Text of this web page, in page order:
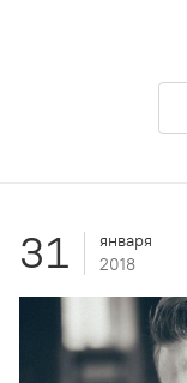
31
января
2018